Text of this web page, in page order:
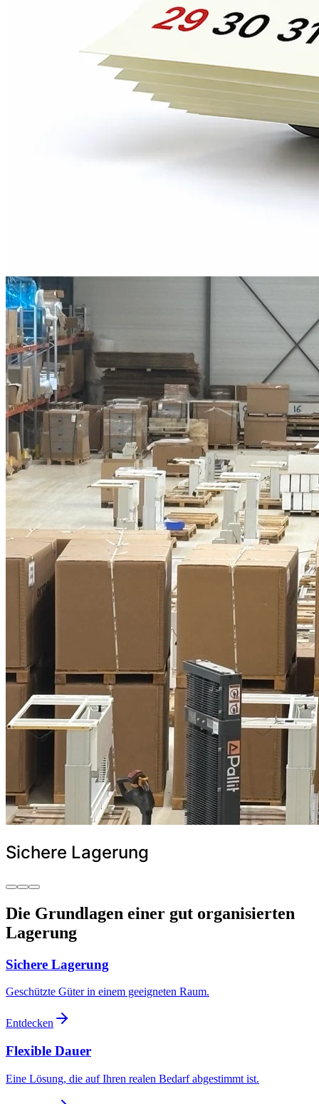
Sichere Lagerung
Die Grundlagen einer gut organisierten
Lagerung
Sichere Lagerung
Geschützte Güter in einem geeigneten Raum.
Entdecken
Flexible Dauer
Eine Lösung, die auf Ihren realen Bedarf abgestimmt ist.